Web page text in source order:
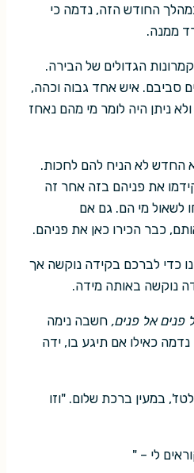
החודש הזה, נדמה כי
ממנה.
הגדולים של הבירה.
סביבם. איש אחד גבוה וכהה,
ניתן היה לומר מי מהם נאחז
החדש לא הניח להם לחכות.
את פניהם בזה אחר זה
לשאול מי הם. גם אם
כבר הכירו כאן את פניהם.
כדי לברכם בקידה נוקשה אך
נוקשה באותה מידה.
פנים אל פנים, חשבה נימה
כאילו אם תיגע בו, ידה
במעין ברכת שלום. "וזו
לי – "